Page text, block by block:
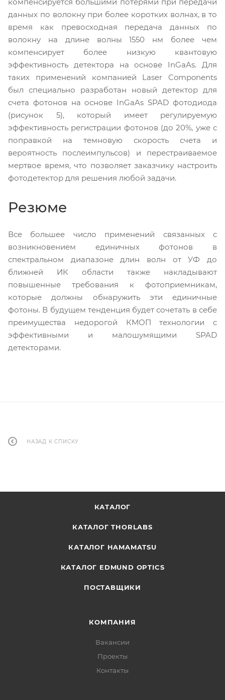
данных по волокну при более коротких волнах, в то
время как превосходная передача данных по
волокну на длине волны 1550 нм более чем
компенсирует более низкую квантовую
эффективность детектора на основе InGaAs. Для
таких применений компанией Laser Components
был специально разработан новый детектор для
счета фотонов на основе InGaAs SPAD фотодиода
(рисунок 5), который имеет регулируемую
эффективность регистрации фотонов (до 20%, уже с
поправкой на темновую скорость счета и
вероятность послеимпульсов) и перестраиваемое
мертвое время, что позволяет заказчику настроить
фотодетектор для решения любой задачи.
Резюме
Все большее число применений связанных с
возникновением единичных фотонов в
спектральном диапазоне длин волн от УФ до
ближней ИК области также накладывают
повышенные требования к фотоприемникам,
которые должны обнаружить эти единичные
фотоны. В будущем тенденция будет сочетать в себе
преимущества недорогой КМОП технологии с
эффективными и малошумящими SPAD
детекторами.
НАЗАД К СПИСКУ
КАТАЛОГ
КАТАЛОГ THORLABS
КАТАЛОГ HAMAMATSU
КАТАЛОГ EDMUND OPTICS
ПОСТАВЩИКИ
КОМПАНИЯ
Вакансии
Проекты
Контакты